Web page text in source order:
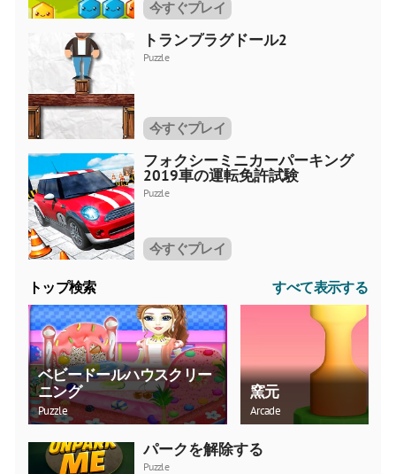
今すぐプレイ
トランプラグドール2
Puzzle
今すぐプレイ
フォクシーミニカーパーキング
2019車の運転免許試験
Puzzle
今すぐプレイ
トップ検索 すべて表示する
ベビードールハウスクリー
ニング
Puzzle
窯元
Arcade
パークを解除する
Puzzle